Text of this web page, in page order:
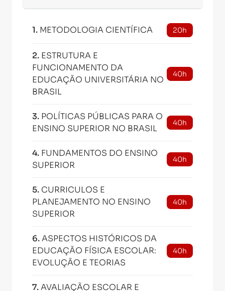
1. METODOLOGIA CIENTÍFICA 20h
2. ESTRUTURA E
FUNCIONAMENTO DA
EDUCAÇÃO UNIVERSITÁRIA NO
BRASIL
40h
3. POLÍTICAS PÚBLICAS PARA O
ENSINO SUPERIOR NO BRASIL
40h
4. FUNDAMENTOS DO ENSINO
SUPERIOR
40h
5. CURRICULOS E
PLANEJAMENTO NO ENSINO
SUPERIOR
40h
6.ASPECTOS HISTÓRICOS DA
EDUCAÇÃO FÍSICA ESCOLAR:
EVOLUÇÃO E TEORIAS
40h
7.AVALIAÇÃO ESCOLAR E